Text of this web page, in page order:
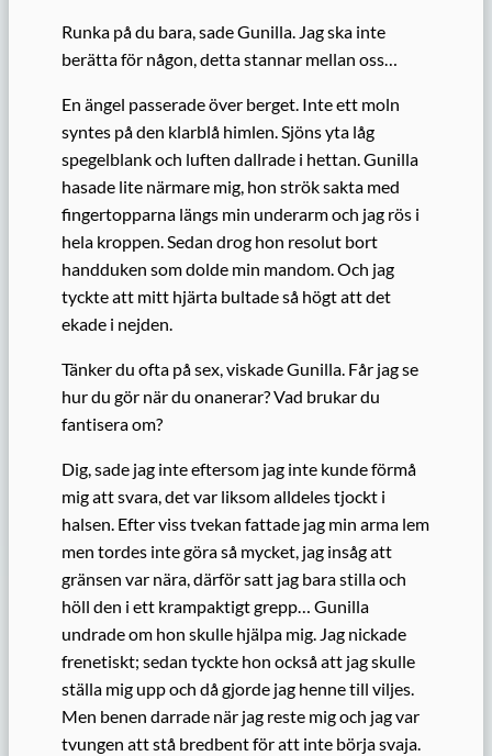
Runka på du bara, sade Gunilla. Jag ska inte
berätta för någon, detta stannar mellan oss…
En ängel passerade över berget. Inte ett moln
syntes på den klarblå himlen. Sjöns yta låg
spegelblank och luften dallrade i hettan. Gunilla
hasade lite närmare mig, hon strök sakta med
fingertopparna längs min underarm och jag rös i
hela kroppen. Sedan drog hon resolut bort
handduken som dolde min mandom. Och jag
tyckte att mitt hjärta bultade så högt att det
ekade i nejden.
Tänker du ofta på sex, viskade Gunilla. Får jag se
hur du gör när du onanerar? Vad brukar du
fantisera om?
Dig, sade jag inte eftersom jag inte kunde förmå
mig att svara, det var liksom alldeles tjockt i
halsen. Efter viss tvekan fattade jag min arma lem
men tordes inte göra så mycket, jag insåg att
gränsen var nära, därför satt jag bara stilla och
höll den i ett krampaktigt grepp… Gunilla
undrade om hon skulle hjälpa mig. Jag nickade
frenetiskt; sedan tyckte hon också att jag skulle
ställa mig upp och då gjorde jag henne till viljes.
Men benen darrade när jag reste mig och jag var
tvungen att stå bredbent för att inte börja svaja.